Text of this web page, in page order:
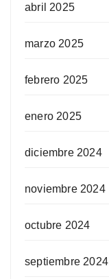
abril 2025
marzo 2025
febrero 2025
enero 2025
diciembre 2024
noviembre 2024
octubre 2024
septiembre 2024